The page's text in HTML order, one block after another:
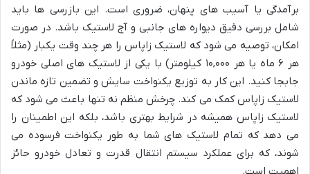
برآمدگی یا آسیب های پنهان، ضروری است. این بازرسی ها باید
شامل بررسی دقیق دیواره های جانبی و آج لاستیک باشد. در صورت
امکان، توصیه می شود که لاستیک زاپاس را هر چند وقت یکبار (مثلاً
هر ۶ ماه یا هر ۱۰,۰۰۰ کیلومتر) با یکی از لاستیک های اصلی خودرو
جابجا کنید. این کار به توزیع یکنواخت سایش و تضمین تازه ماندن
لاستیک زاپاس کمک می کند. چرخش منظم نه تنها باعث می شود که
لاستیک زاپاس همیشه در شرایط بهتری باشد، بلکه این اطمینان را
می دهد که تمام لاستیک های شما به طور یکنواخت فرسوده می
شوند، که برای عملکرد سیستم انتقال قدرت و تعادل خودرو حائز